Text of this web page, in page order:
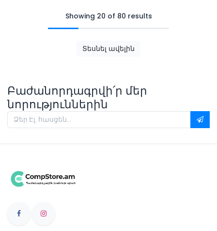
Showing 20 of 80 results
Տեսնել ավելին
Բաժանորդագրվի՛ր մեր
նորություններին